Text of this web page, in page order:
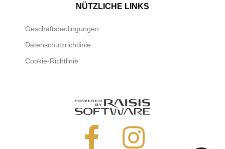
NÜTZLICHE LINKS
Geschäftsbedingungen
Datenschutzrichtlinie
Cookie-Richtlinie